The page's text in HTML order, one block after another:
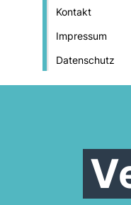
Kontakt
Impressum
Datenschutz